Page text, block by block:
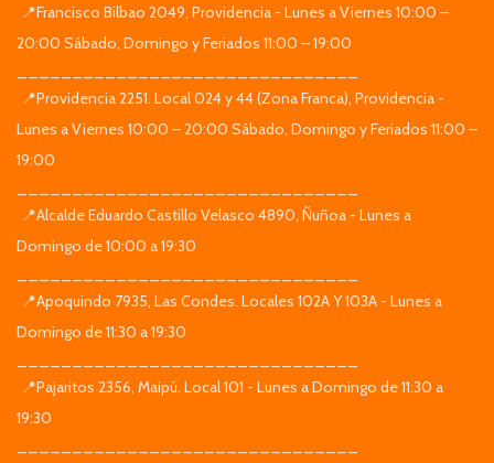
📍Francisco Bilbao 2049, Providencia - Lunes a Viernes 10:00 –
20:00 Sábado, Domingo y Feriados 11:00 – 19:00
📍Providencia 2251. Local 024 y 44 (Zona Franca), Providencia -
Lunes a Viernes 10:00 – 20:00 Sábado, Domingo y Feriados 11:00 –
19:00
📍Alcalde Eduardo Castillo Velasco 4890, Ñuñoa - Lunes a
Domingo de 10:00 a 19:30
📍Apoquindo 7935, Las Condes. Locales 102A Y 103A - Lunes a
Domingo de 11:30 a 19:30
📍Pajaritos 2356, Maipú. Local 101 - Lunes a Domingo de 11:30 a
19:30